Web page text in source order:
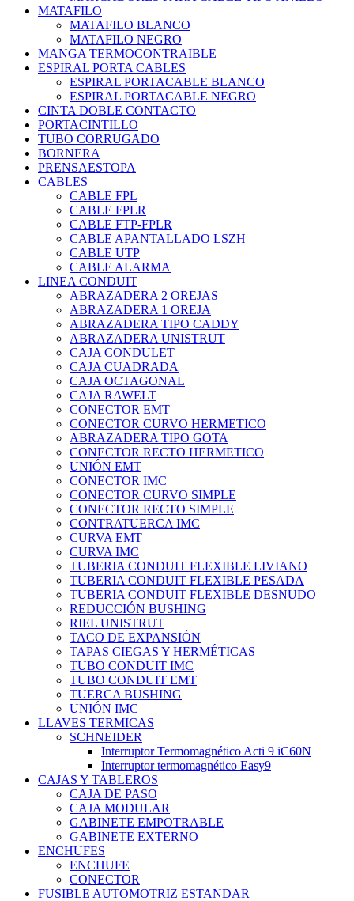
MATAFILO
MATAFILO BLANCO
MATAFILO NEGRO
MANGA TERMOCONTRAIBLE
ESPIRAL PORTA CABLES
ESPIRAL PORTACABLE BLANCO
ESPIRAL PORTACABLE NEGRO
CINTA DOBLE CONTACTO
PORTACINTILLO
TUBO CORRUGADO
BORNERA
PRENSAESTOPA
CABLES
CABLE FPL
CABLE FPLR
CABLE FTP-FPLR
CABLE APANTALLADO LSZH
CABLE UTP
CABLE ALARMA
LINEA CONDUIT
ABRAZADERA 2 OREJAS
ABRAZADERA 1 OREJA
ABRAZADERA TIPO CADDY
ABRAZADERA UNISTRUT
CAJA CONDULET
CAJA CUADRADA
CAJA OCTAGONAL
CAJA RAWELT
CONECTOR EMT
CONECTOR CURVO HERMETICO
ABRAZADERA TIPO GOTA
CONECTOR RECTO HERMETICO
UNIÓN EMT
CONECTOR IMC
CONECTOR CURVO SIMPLE
CONECTOR RECTO SIMPLE
CONTRATUERCA IMC
CURVA EMT
CURVA IMC
TUBERIA CONDUIT FLEXIBLE LIVIANO
TUBERIA CONDUIT FLEXIBLE PESADA
TUBERIA CONDUIT FLEXIBLE DESNUDO
REDUCCIÓN BUSHING
RIEL UNISTRUT
TACO DE EXPANSIÓN
TAPAS CIEGAS Y HERMÉTICAS
TUBO CONDUIT IMC
TUBO CONDUIT EMT
TUERCA BUSHING
UNIÓN IMC
LLAVES TERMICAS
SCHNEIDER
Interruptor Termomagnético Acti 9 iC60N
Interruptor termomagnético Easy9
CAJAS Y TABLEROS
CAJA DE PASO
CAJA MODULAR
GABINETE EMPOTRABLE
GABINETE EXTERNO
ENCHUFES
ENCHUFE
CONECTOR
FUSIBLE AUTOMOTRIZ ESTANDAR